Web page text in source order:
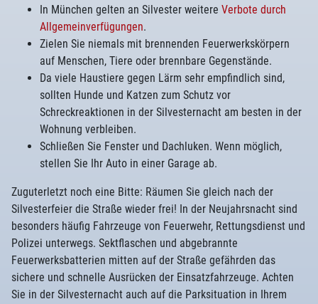
In München gelten an Silvester weitere Verbote durch
Allgemeinverfügungen.
Zielen Sie niemals mit brennenden Feuerwerkskörpern
auf Menschen, Tiere oder brennbare Gegenstände.
Da viele Haustiere gegen Lärm sehr empfindlich sind,
sollten Hunde und Katzen zum Schutz vor
Schreckreaktionen in der Silvesternacht am besten in der
Wohnung verbleiben.
Schließen Sie Fenster und Dachluken. Wenn möglich,
stellen Sie Ihr Auto in einer Garage ab.
Zuguterletzt noch eine Bitte: Räumen Sie gleich nach der
Silvesterfeier die Straße wieder frei! In der Neujahrsnacht sind
besonders häufig Fahrzeuge von Feuerwehr, Rettungsdienst und
Polizei unterwegs. Sektflaschen und abgebrannte
Feuerwerksbatterien mitten auf der Straße gefährden das
sichere und schnelle Ausrücken der Einsatzfahrzeuge. Achten
Sie in der Silvesternacht auch auf die Parksituation in Ihrem